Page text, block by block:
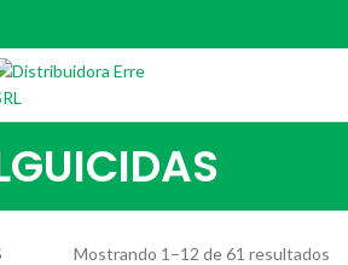
Mostrando 1–12 de 61 resultados